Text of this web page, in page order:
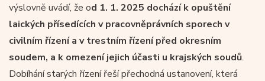
výslovně uvádí, že od 1. 1. 2025 dochází k opuštění
laických přísedících v pracovněprávních sporech v
civilním řízení a v trestním řízení před okresním
soudem, a k omezení jejich účasti u krajských soudů.
Dobíhání starých řízení řeší přechodná ustanovení, která